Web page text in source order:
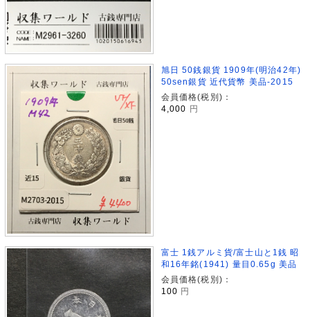
旭日 50銭銀貨 1909年(明治42年)
50sen銀貨 近代貨幣 美品-2015
会員価格(税別)：
4,000 円
富士 1銭アルミ貨/富士山と1銭 昭
和16年銘(1941) 量目0.65g 美品
会員価格(税別)：
100 円